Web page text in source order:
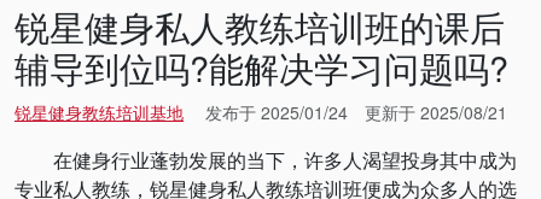
锐星健身私人教练培训班的课后
辅导到位吗?能解决学习问题吗?
锐星健身教练培训基地 发布于 2025/01/24 更新于 2025/08/21
在健身行业蓬勃发展的当下，许多人渴望投身其中成为
专业私人教练，锐星健身私人教练培训班便成为众多人的选